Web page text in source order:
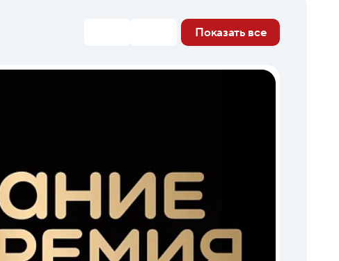
Показать все